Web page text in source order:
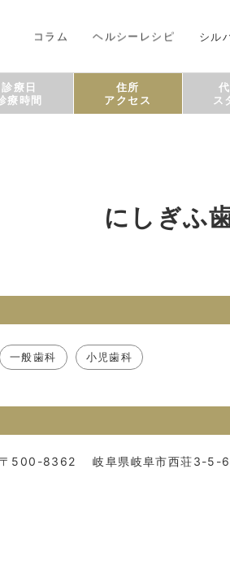
コラム ヘルシーレシピ シル
診療日
療時間
住所
アクセス
ス
にしぎふ
一般歯科 小児歯科
〒500-8362 岐阜県岐阜市西荘3-5-6